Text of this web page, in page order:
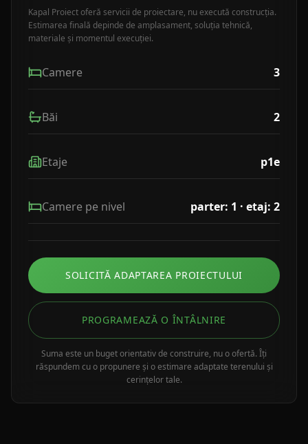
Kapal Proiect oferă servicii de proiectare, nu execută construcția.
Estimarea finală depinde de amplasament, soluția tehnică,
materiale și momentul execuției.
Camere 3
Băi 2
Etaje p1e
Camere pe nivel parter: 1 · etaj: 2
SOLICITĂ ADAPTAREA PROIECTULUI
PROGRAMEAZĂ O ÎNTÂLNIRE
Suma este un buget orientativ de construire, nu o ofertă. Îți
răspundem cu o propunere și o estimare adaptate terenului și
cerințelor tale.